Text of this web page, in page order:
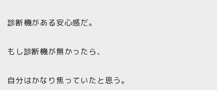
診断機がある安心感だ。
もし診断機が無かったら、
自分はかなり焦っていたと思う。